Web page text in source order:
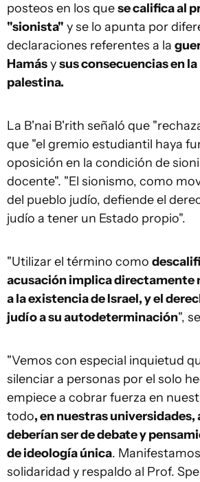
posteos en los quese califica al
"sionista" y se lo apunta por
declaraciones referentes a la
Hamásysus consecuencias en
palestina.
La B'nai B'rith señaló que
que "el gremio estudiantil haya
oposición en la condición de
docente". "El sionismo, como
del pueblo judío, defiende el
judío a tener un Estado propio".
"Utilizar el término como
acusación implica directamente
a la existencia de Israel, y el
judío a su autodeterminación",
"Vemos con especial inquietud
silenciar a personas por el solo
empiece a cobrar fuerza en
todo, en nuestras
deberían ser de debate y
de ideología única.
solidaridad y respaldo al Prof.